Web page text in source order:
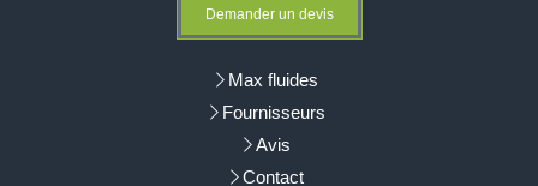
Demander un devis
Max fluides
Fournisseurs
Avis
Contact